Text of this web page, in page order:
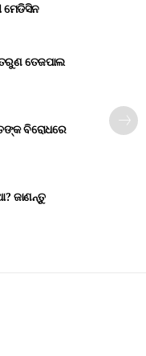
ମେଡିସିନ
ତେଜପାଲ
ବିରୋଧରେ
ଜାଣନ୍ତୁ